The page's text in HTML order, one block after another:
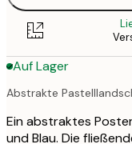
Auf Lager
Abstrakte
Ein abstraktes
und Blau. Die